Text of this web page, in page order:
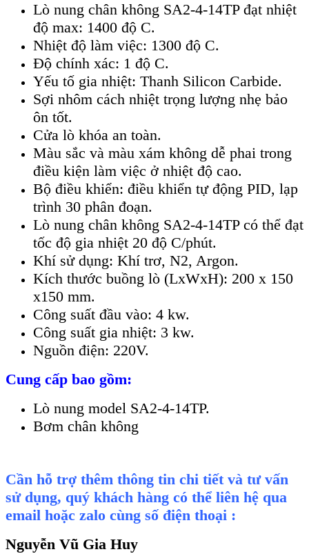
Lò nung chân không SA2-4-14TP đạt nhiệt
độ max: 1400 độ C.
Nhiệt độ làm việc: 1300 độ C.
Độ chính xác: 1 độ C.
Yếu tố gia nhiệt: Thanh Silicon Carbide.
Sợi nhôm cách nhiệt trọng lượng nhẹ bảo
ôn tốt.
Cửa lò khóa an toàn.
Màu sắc và màu xám không dễ phai trong
điều kiện làm việc ở nhiệt độ cao.
Bộ điều khiển: điều khiển tự động PID, lạp
trình 30 phân đoạn.
Lò nung chân không SA2-4-14TP có thể đạt
tốc độ gia nhiệt 20 độ C/phút.
Khí sử dụng: Khí trơ, N2, Argon.
Kích thước buồng lò (LxWxH): 200 x 150
x150 mm.
Công suất đầu vào: 4 kw.
Công suất gia nhiệt: 3 kw.
Nguồn điện: 220V.
Cung cấp bao gồm:
Lò nung model SA2-4-14TP.
Bơm chân không
Cần hỗ trợ thêm thông tin chi tiết và tư vấn
sử dụng, quý khách hàng có thể liên hệ qua
email hoặc zalo cùng số điện thoại :
Nguyễn Vũ Gia Huy